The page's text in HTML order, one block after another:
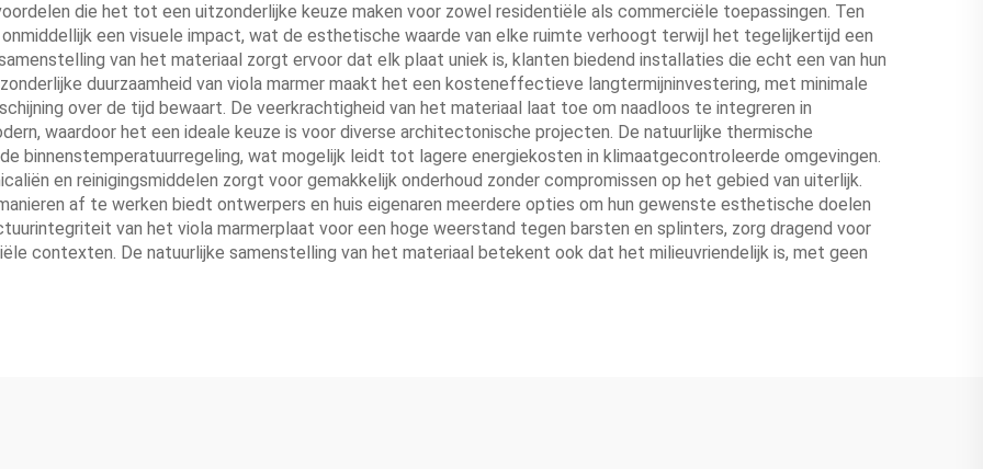
die het tot een uitzonderlijke keuze maken voor zowel residentiële als commerciële toepassingen. Ten
een visuele impact, wat de esthetische waarde van elke ruimte verhoogt terwijl het tegelijkertijd een
van het materiaal zorgt ervoor dat elk plaat uniek is, klanten biedend installaties die echt een van hun
duurzaamheid van viola marmer maakt het een kosteneffectieve langtermijninvestering, met minimale
over de tijd bewaart. De veerkrachtigheid van het materiaal laat toe om naadloos te integreren in
waardoor het een ideale keuze is voor diverse architectonische projecten. De natuurlijke thermische
binnenstemperatuurregeling, wat mogelijk leidt tot lagere energiekosten in klimaatgecontroleerde omgevingen.
en reinigingsmiddelen zorgt voor gemakkelijk onderhoud zonder compromissen op het gebied van uiterlijk.
af te werken biedt ontwerpers en huis eigenaren meerdere opties om hun gewenste esthetische doelen
van het viola marmerplaat voor een hoge weerstand tegen barsten en splinters, zorg dragend voor
contexten. De natuurlijke samenstelling van het materiaal betekent ook dat het milieuvriendelijk is, met geen